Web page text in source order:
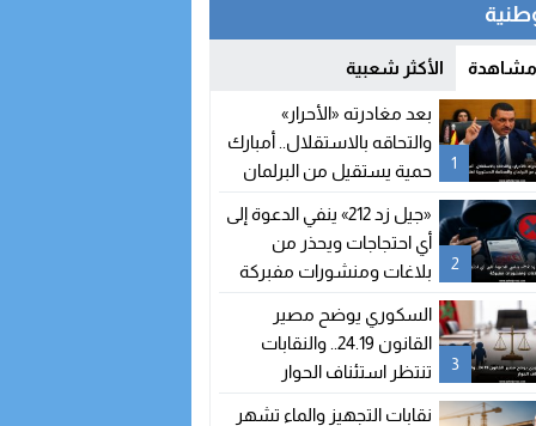
مشاهدة الأكثر شعبية
1
بعد مغادرته «الأحرار»
والتحاقه بالاستقلال.. أمبارك
حمية يستقيل من البرلمان
شغور مقعده
2
«جيل زد 212» ينفي الدعوة إلى
أي احتجاجات ويحذر من
بلاغات ومنشورات مفبركة
3
السكوري يوضح مصير
القانون 24.19.. والنقابات
تنتظر استئناف الحوار
نقابات التجهيز والماء تشهر